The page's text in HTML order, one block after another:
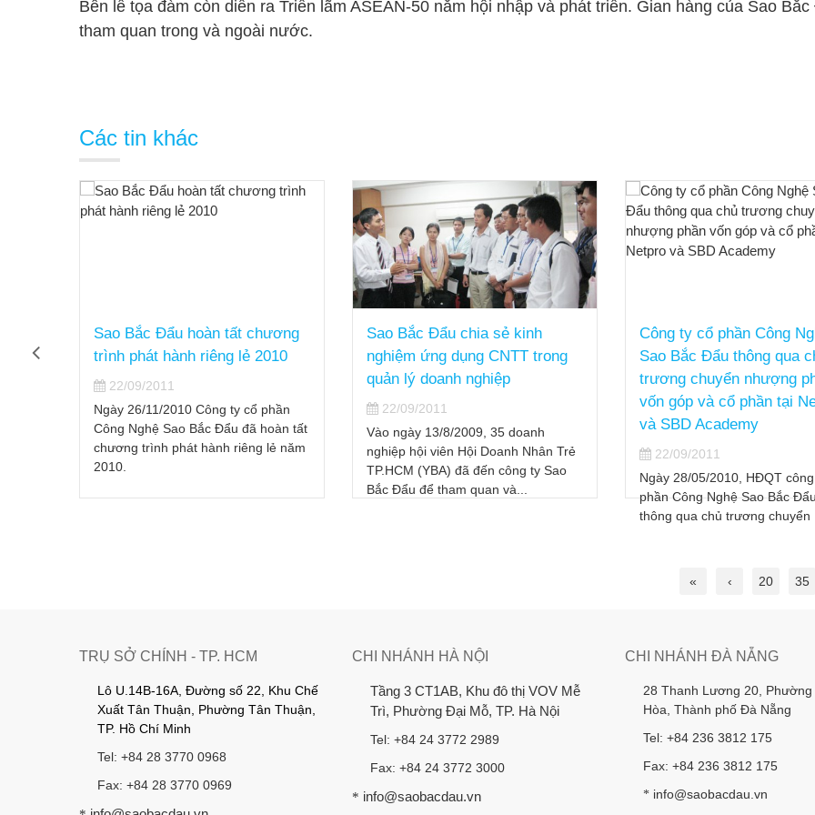
Bên lề tọa đàm còn diễn ra Triển lãm ASEAN-50 năm hội nhập và phát triển. Gian hàng của Sao
tham quan trong và ngoài nước.
Các tin khác
Sao Bắc Đẩu chia sẻ kinh
nghiệm ứng dụng CNTT trong
quản lý doanh nghiệp
22/09/2011
Vào ngày 13/8/2009, 35 doanh
nghiệp hội viên Hội Doanh Nhân Trẻ
TP.HCM (YBA) đã đến công ty Sao
Công ty cổ phần Công Nghệ
Sao Bắc Đẩu thông qua chủ
trương chuyển nhượng phần
vốn góp và cổ phần tại Netpro
và SBD Academy
22/09/2011
Ngày 28/05/2010, HĐQT công ty cổ
phần Công Nghệ Sao Bắc Đẩu đã
Công ty cổ phần Công
Sao Bắc Đẩu hoàn tất thủ
thoái vốn tại Netpro và
Academy
22/09/2011
Ngày 14/12/2010 Công ty cổ
Công Nghệ Sao Bắc Đẩu đã
xong thủ tục thoái vốn tại
TNHH Tư Vấn và Đào...
« ‹ 20 35
TRỤ SỞ CHÍNH - TP. HCM
Lô U.14B-16A, Đường số 22, Khu Chế
Xuất Tân Thuận, Phường Tân Thuận,
TP. Hồ Chí Minh
Tel: +84 28 3770 0968
Fax: +84 28 3770 0969
CHI NHÁNH HÀ NỘI
Tầng 3 CT1AB, Khu đô thị VOV Mễ
Trì, Phường Đại Mỗ, TP. Hà Nội
Tel: +84 24 3772 2989
Fax: +84 24 3772 3000
* info@saobacdau.vn
CHI NHÁNH ĐÀ NẴNG
28 Thanh Lương 20, Phường
Hòa, Thành phố Đà Nẵng
Tel: +84 236 3812 175
Fax: +84 236 3812 175
* info@saobacdau.vn